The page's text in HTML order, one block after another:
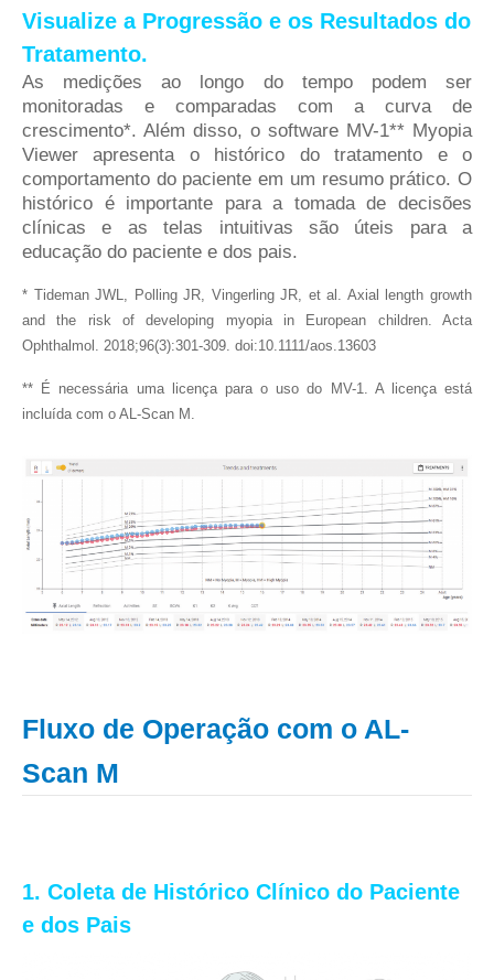
Visualize a Progressão e os Resultados do
Tratamento.
As medições ao longo do tempo podem ser
monitoradas e comparadas com a curva de
crescimento*. Além disso, o software MV-1** Myopia
Viewer apresenta o histórico do tratamento e o
comportamento do paciente em um resumo prático. O
histórico é importante para a tomada de decisões
clínicas e as telas intuitivas são úteis para a
educação do paciente e dos pais.
* Tideman JWL, Polling JR, Vingerling JR, et al. Axial length growth
and the risk of developing myopia in European children. Acta
Ophthalmol. 2018;96(3):301-309. doi:10.1111/aos.13603
** É necessária uma licença para o uso do MV-1. A licença está
incluída com o AL-Scan M.
Fluxo de Operação com o AL-
Scan M
1. Coleta de Histórico Clínico do Paciente
e dos Pais